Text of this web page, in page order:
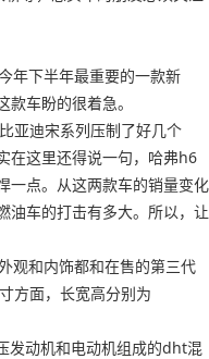
年下半年最重要的一款新
车盼的很着急。
亚迪宋系列压制了好几个
在这里还得说一句，哈弗h6
一点。从这两款车的销量变化
油车的打击有多大。所以，让
观和内饰都和在售的第三代
方面，长宽高分别为
发动机和电动机组成的dht混